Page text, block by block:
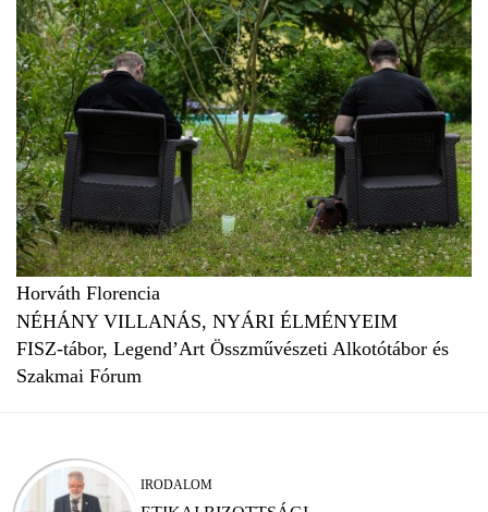
Horváth Florencia
NÉHÁNY VILLANÁS, NYÁRI ÉLMÉNYEIM
FISZ-tábor, Legend’Art Összművészeti Alkotótábor és
Szakmai Fórum
IRODALOM